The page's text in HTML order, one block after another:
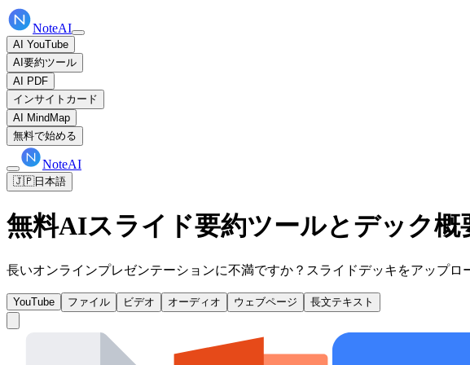
NoteAI
AI YouTube
AI要約ツール
AI PDF
インサイトカード
AI MindMap
無料で始める
NoteAI
🇯🇵日本語
無料AIスライド要約ツールとデック概
長いオンラインプレゼンテーションに不満ですか？スライドデッキをアップ
YouTube ファイル ビデオ オーディオ ウェブページ 長文テキスト